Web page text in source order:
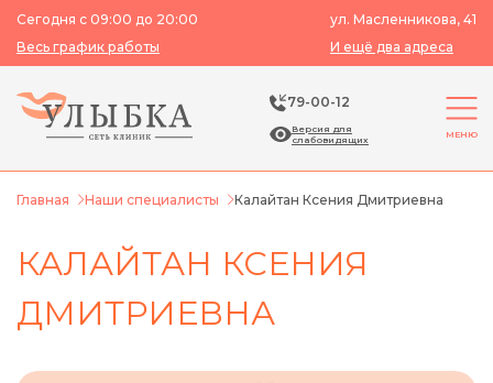
Сегодня с 09:00 до 20:00
Весь график работы
ул. Масленникова, 41
И ещё два адреса
79-00-12
Версия для
слабовидящих
МЕНЮ
Главная Наши специалисты Калайтан Ксения Дмитриевна
КАЛАЙТАН КСЕНИЯ
ДМИТРИЕВНА